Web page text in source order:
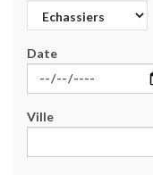
Date
Ville